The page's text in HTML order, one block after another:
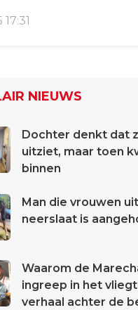
NIEUWS
Dochter denkt dat
uitziet, maar toen
binnen
Man die vrouwen
neerslaat is
Waarom de
ingreep in het
verhaal achter de